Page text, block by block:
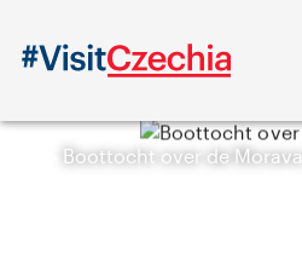
Boottocht over de Morava